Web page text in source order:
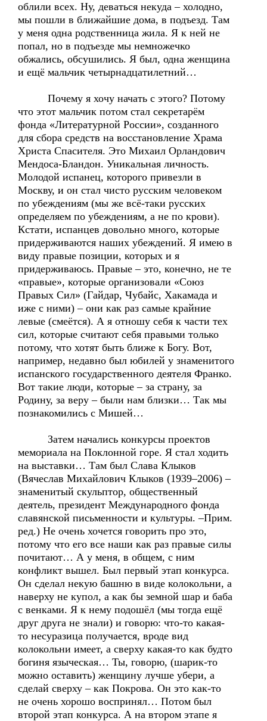
облили всех. Ну, деваться некуда – холодно,
мы пошли в ближайшие дома, в подъезд. Там
у меня одна родственница жила. Я к ней не
попал, но в подъезде мы немножечко
обжались, обсушились. Я был, одна женщина
и ещё мальчик четырнадцатилетний…
Почему я хочу начать с этого? Потому
что этот мальчик потом стал секретарём
фонда «Литературной России», созданного
для сбора средств на восстановление Храма
Христа Спасителя. Это Михаил Орландович
Мендоса-Бландон. Уникальная личность.
Молодой испанец, которого привезли в
Москву, и он стал чисто русским человеком
по убеждениям (мы же всё-таки русских
определяем по убеждениям, а не по крови).
Кстати, испанцев довольно много, которые
придерживаются наших убеждений. Я имею в
виду правые позиции, которых и я
придерживаюсь. Правые – это, конечно, не те
«правые», которые организовали «Союз
Правых Сил» (Гайдар, Чубайс, Хакамада и
иже с ними) – они как раз самые крайние
левые (смеётся). А я отношу себя к части тех
сил, которые считают себя правыми только
потому, что хотят быть ближе к Богу. Вот,
например, недавно был юбилей у знаменитого
испанского государственного деятеля Франко.
Вот такие люди, которые – за страну, за
Родину, за веру – были нам близки… Так мы
познакомились с Мишей…
Затем начались конкурсы проектов
мемориала на Поклонной горе. Я стал ходить
на выставки… Там был Слава Клыков
(Вячеслав Михайлович Клыков (1939–2006) –
знаменитый скульптор, общественный
деятель, президент Международного фонда
славянской письменности и культуры. –Прим.
ред.) Не очень хочется говорить про это,
потому что его все наши как раз правые силы
почитают… А у меня, в общем, с ним
конфликт вышел. Был первый этап конкурса.
Он сделал некую башню в виде колокольни, а
наверху не купол, а как бы земной шар и баба
с венками. Я к нему подошёл (мы тогда ещё
друг друга не знали) и говорю: что-то какая-
то несуразица получается, вроде вид
колокольни имеет, а сверху какая-то как будто
богиня языческая… Ты, говорю, (шарик-то
можно оставить) женщину лучше убери, а
сделай сверху – как Покрова. Он это как-то
не очень хорошо воспринял… Потом был
второй этап конкурса. А на втором этапе я